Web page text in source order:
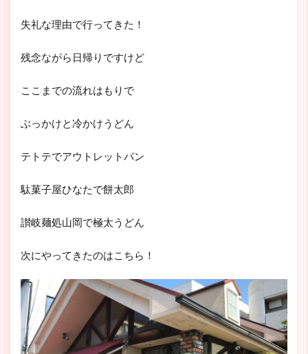
失礼な理由で行ってきた！
残念ながら日帰りですけど
ここまでの流れはもりで
ぶっかけと冷かけうどん
テトテでアウトレットパン
駄菓子屋ひなたで餅太郎
讃岐麺処山岡で極太うどん
次にやってきたのはこちら！